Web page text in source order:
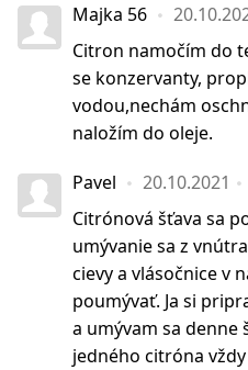
Majka 56
Citron namočím do
se konzervanty,
vodou,nechám
naložím do oleje.
Pavel 20.10.2021
Citrónová šťava sa
umývanie sa z
cievy a vlásočnice v
poumývať. Ja si
a umývam sa denne
jedného citróna